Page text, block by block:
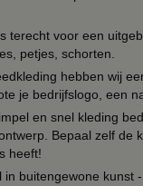
terecht voor een
petjes, schorten.
hebben wij
je bedrijfslogo, een
en snel kleding
Bepaal zelf de
heeft!
in buitengewone kunst